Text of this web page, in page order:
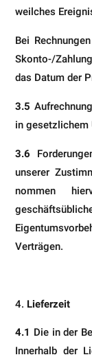
weilches
Bei
Skonto-/
das Datum der
3.5
in gesetzlichem
3.6
unserer
nommen
Verträgen.
Lieferzeit
4.1 Die in der
Innerhalb der